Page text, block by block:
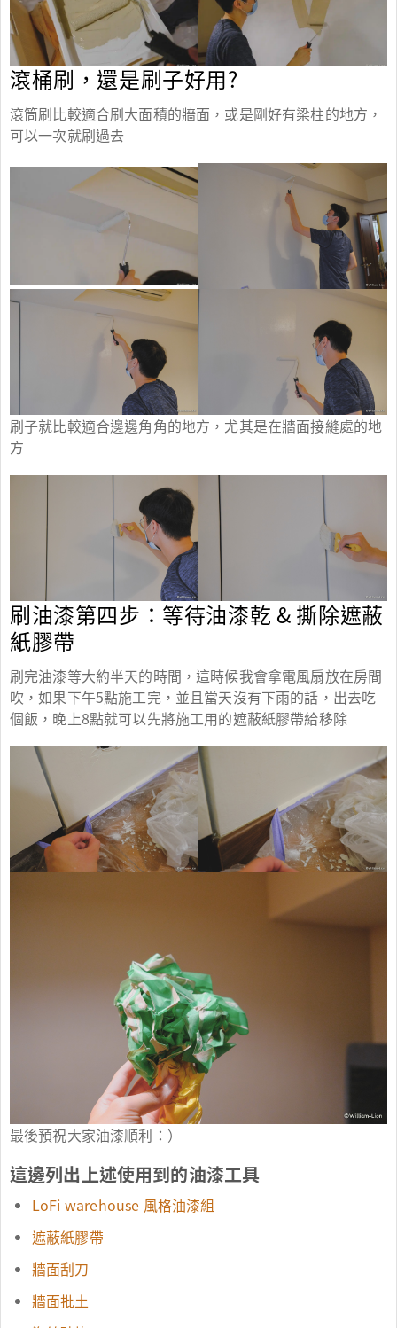
滾桶刷，還是刷子好用?
滾筒刷比較適合刷大面積的牆面，或是剛好有梁柱的地方，
可以一次就刷過去
刷子就比較適合邊邊角角的地方，尤其是在牆面接縫處的地
方
刷油漆第四步：等待油漆乾 & 撕除遮蔽
紙膠帶
刷完油漆等大約半天的時間，這時候我會拿電風扇放在房間
吹，如果下午5點施工完，並且當天沒有下雨的話，出去吃
個飯，晚上8點就可以先將施工用的遮蔽紙膠帶給移除
最後預祝大家油漆順利：）
這邊列出上述使用到的油漆工具
LoFi warehouse 風格油漆組
遮蔽紙膠帶
牆面刮刀
牆面批土